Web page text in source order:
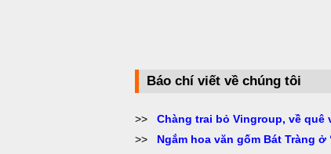
Báo chí viết về chúng tôi
>> Chàng trai bỏ Vingroup, về
>> Ngắm hoa văn gốm Bát Tràng